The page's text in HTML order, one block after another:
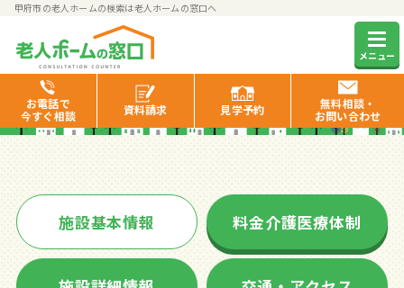
甲府市の老人ホームの検索は老人ホームの窓口へ
メニュー
お電話で
今すぐ相談
資料請求 見学予約
無料相談・
お問い合わせ
ゴールドエイジ武田
施設基本情報 料金介護医療体制